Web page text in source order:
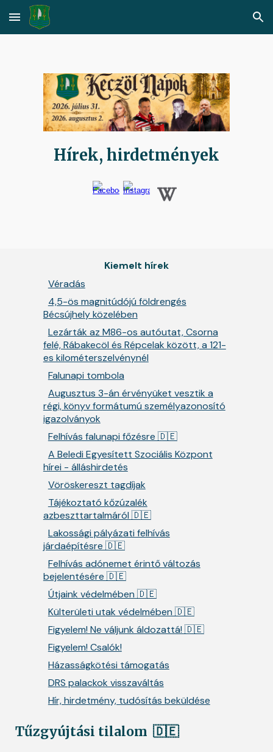
Skip to main content Skip to navigation
Hírek, hirdetmények
Kiemelt hírek
Véradás
4,5-ös magnitúdójú földrengés
Bécsújhely közelében
Lezárták az M86-os autóutat, Csorna
felé, Rábakecöl és Répcelak között, a 121-
es kilométerszelvénynél
Falunapi tombola
Augusztus 3-án érvényüket vesztik a
régi, könyv formátumú személyazonosító
igazolványok
Felhívás falunapi főzésre 🇩🇪
A Beledi Egyesített Szociális Központ
hírei - álláshirdetés
Vöröskereszt tagdíjak
Tájékoztató kőzúzalék
azbeszttartalmáról 🇩🇪
Lakossági pályázati felhívás
járdaépítésre 🇩🇪
Felhívás adónemet érintő változás
bejelentésére 🇩🇪
Útjaink védelmében 🇩🇪
Külterületi utak védelmében 🇩🇪
Figyelem! Ne váljunk áldozattá! 🇩🇪
Figyelem! Csalók!
Házasságkötési támogatás
DRS palackok visszaváltás
Hír, hirdetmény, tudósítás beküldése
Tűzgyújtási tilalom 🇩🇪